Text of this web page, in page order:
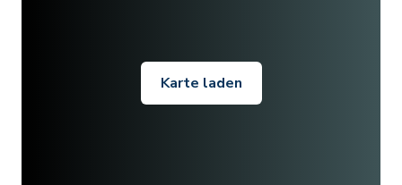
Karte laden